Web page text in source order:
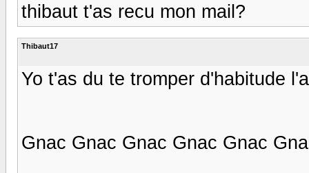
thibaut t'as recu mon mail?
Thibaut17
Yo t'as du te tromper d'habitude
Gnac Gnac Gnac Gnac Gnac